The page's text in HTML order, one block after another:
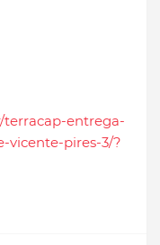
terracap-entrega-
vicente-pires-3/?